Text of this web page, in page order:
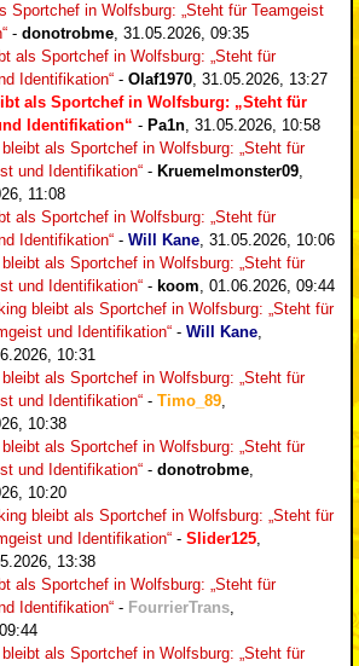
Sportchef in Wolfsburg: „Steht für Teamgeist
- donotrobme, 31.05.2026, 09:35
als Sportchef in Wolfsburg: „Steht für
Identifikation“ - Olaf1970, 31.05.2026, 13:27
als Sportchef in Wolfsburg: „Steht für
Identifikation“ - Pa1n, 31.05.2026, 10:58
bleibt als Sportchef in Wolfsburg: „Steht für
und Identifikation“ - Kruemelmonster09,
11:08
als Sportchef in Wolfsburg: „Steht für
Identifikation“ - Will Kane, 31.05.2026, 10:06
bleibt als Sportchef in Wolfsburg: „Steht für
und Identifikation“ - koom, 01.06.2026, 09:44
bleibt als Sportchef in Wolfsburg: „Steht für
und Identifikation“ - Will Kane,
10:31
bleibt als Sportchef in Wolfsburg: „Steht für
und Identifikation“ - Timo_89,
10:38
bleibt als Sportchef in Wolfsburg: „Steht für
und Identifikation“ - donotrobme,
10:20
bleibt als Sportchef in Wolfsburg: „Steht für
und Identifikation“ - Slider125,
13:38
als Sportchef in Wolfsburg: „Steht für
Identifikation“ - FourrierTrans,
bleibt als Sportchef in Wolfsburg: „Steht für